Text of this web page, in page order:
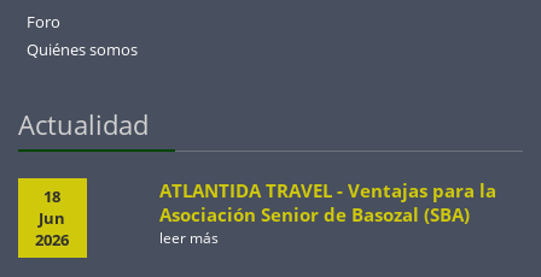
Foro
Quiénes somos
Actualidad
18
Jun
2026
ATLANTIDA TRAVEL - Ventajas para la
Asociación Senior de Basozal (SBA)
leer más